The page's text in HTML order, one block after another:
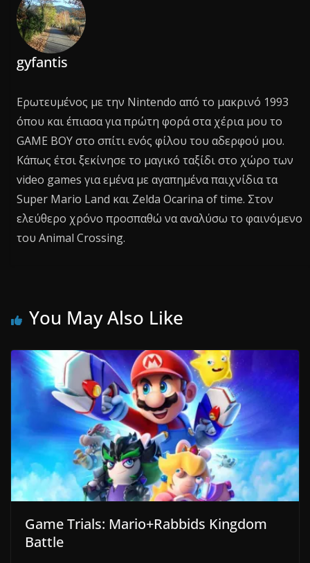
gyfantis
Ερωτευμένος με την Nintendo από το μακρινό 1993
όπου και έπιασα για πρώτη φορά στα χέρια μου το
GAME BOY στο σπίτι ενός φίλου του αδερφού μου.
Κάπως έτσι ξεκίνησε το μαγικό ταξίδι στο χώρο των
video games για εμένα με αγαπημένα παιχνίδια τα
Super Mario Land και Zelda Ocarina of time. Στον
ελεύθερο χρόνο προσπαθώ να αναλύσω το φαινόμενο
του Animal Crossing.
You May Also Like
Game Trials: Mario+Rabbids Kingdom
Battle